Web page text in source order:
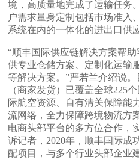
境，高质量地完成了运输任务
户需求量身定制包括市场准入
系统在内的一体化的进出口供
“顺丰国际供应链解决方案帮
供专业仓储方案、定制化运输
等解决方案。”严若兰介绍说
（商家发货）已覆盖全球225
际航空资源、自有清关保障能
流网络，全力保障跨境物流方
电商头部平台的多方位合作，
诉记者，2020年，顺丰国际成
配项目，与多个行业头部企业